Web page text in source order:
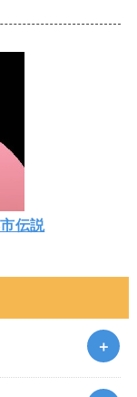
伝説